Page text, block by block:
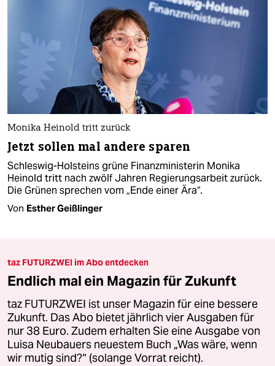
Monika Heinold tritt zurück
Jetzt sollen mal andere sparen
Schleswig-Holsteins grüne Finanzministerin Monika
Heinold tritt nach zwölf Jahren Regierungsarbeit zurück.
Die Grünen sprechen vom „Ende einer Ära“.
Von Esther Geißlinger
taz FUTURZWEI im Abo entdecken
Endlich mal ein Magazin für Zukunft
taz FUTURZWEI ist unser Magazin für eine bessere
Zukunft. Das Abo bietet jährlich vier Ausgaben für
nur 38 Euro. Zudem erhalten Sie eine Ausgabe von
Luisa Neubauers neuestem Buch „Was wäre, wenn
wir mutig sind?“ (solange Vorrat reicht).